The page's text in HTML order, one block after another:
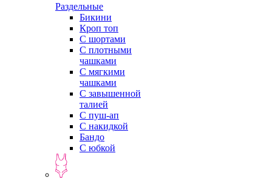
Раздельные
Бикини
Кроп топ
С шортами
С плотными
чашками
С мягкими
чашками
С завышенной
талией
С пуш-ап
С накидкой
Бандо
С юбкой